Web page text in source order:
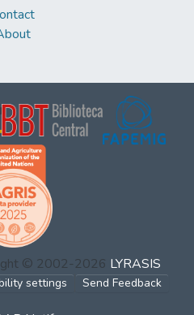
© 2002-2026 LYRASIS
settings Send Feedback